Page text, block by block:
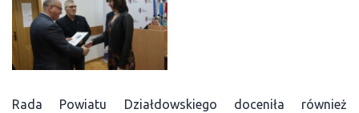
Rada Powiatu Działdowskiego doceniła również